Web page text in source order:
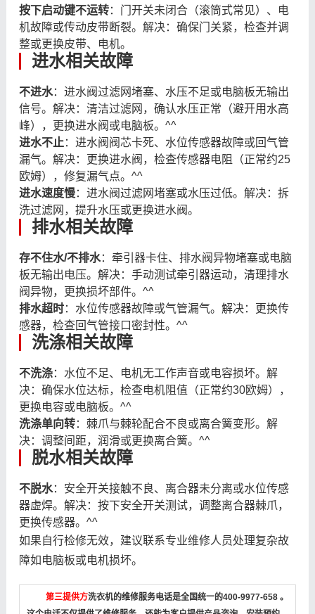
按下启动键不运转：门开关未闭合（滚筒式常见）、电
机故障或传动皮带断裂。解决：确保门关紧，检查并调
整或更换皮带、电机。
进水相关故障
不进水：进水阀过滤网堵塞、水压不足或电脑板无输出
信号。解决：清洁过滤网，确认水压正常（避开用水高
峰），更换进水阀或电脑板。^^
进水不止：进水阀阀芯卡死、水位传感器故障或回气管
漏气。解决：更换进水阀，检查传感器电阻（正常约25
欧姆），修复漏气点。^^
进水速度慢：进水阀过滤网堵塞或水压过低。解决：拆
洗过滤网，提升水压或更换进水阀。
排水相关故障
存不住水/不排水：牵引器卡住、排水阀异物堵塞或电脑
板无输出电压。解决：手动测试牵引器运动，清理排水
阀异物，更换损坏部件。^^
排水超时：水位传感器故障或气管漏气。解决：更换传
感器，检查回气管接口密封性。^^
洗涤相关故障
不洗涤：水位不足、电机无工作声音或电容损坏。解
决：确保水位达标，检查电机阻值（正常约30欧姆），
更换电容或电脑板。^^
洗涤单向转：棘爪与棘轮配合不良或离合簧变形。解
决：调整间距，润滑或更换离合簧。^^
脱水相关故障
不脱水：安全开关接触不良、离合器未分离或水位传感
器虚焊。解决：按下安全开关测试，调整离合器棘爪，
更换传感器。^^
如果自行检修无效，建议联系专业维修人员处理复杂故
障如电脑板或电机损坏。
第三提供方洗衣机的维修服务电话是全国统一的400-9977-658 。